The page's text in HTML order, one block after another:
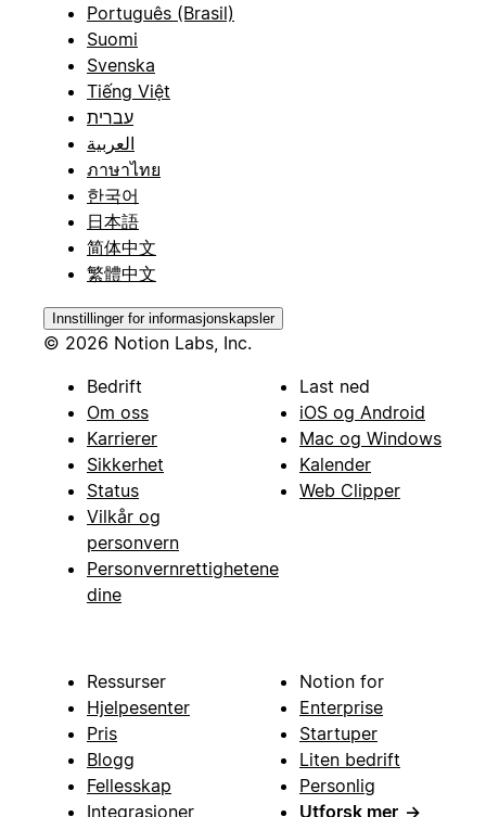
Português (Brasil)
Suomi
Svenska
Tiếng Việt
עברית
العربية
ภาษาไทย
한국어
日本語
简体中文
繁體中文
Innstillinger for informasjonskapsler
© 2026 Notion Labs, Inc.
Bedrift
Om oss
Karrierer
Sikkerhet
Status
Vilkår og
personvern
Personvernrettighetene
dine
Last ned
iOS og Android
Mac og Windows
Kalender
Web Clipper
Ressurser
Hjelpesenter
Pris
Blogg
Fellesskap
Integrasjoner
Notion for
Enterprise
Startuper
Liten bedrift
Personlig
Utforsk mer →